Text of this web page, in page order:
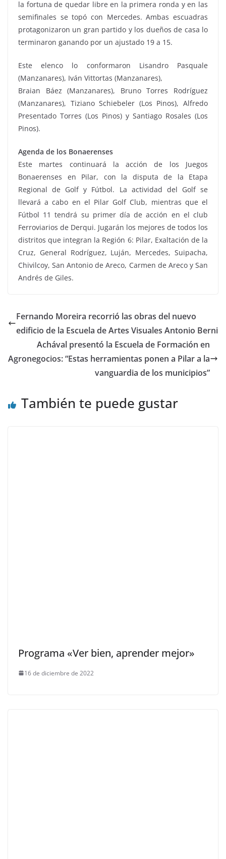
la fortuna de quedar libre en la primera ronda y en las
semifinales se topó con Mercedes. Ambas escuadras
protagonizaron un gran partido y los dueños de casa lo
terminaron ganando por un ajustado 19 a 15.
Este elenco lo conformaron Lisandro Pasquale
(Manzanares), Iván Vittortas (Manzanares),
Braian Báez (Manzanares), Bruno Torres Rodríguez
(Manzanares), Tiziano Schiebeler (Los Pinos), Alfredo
Presentado Torres (Los Pinos) y Santiago Rosales (Los
Pinos).
Agenda de los Bonaerenses
Este martes continuará la acción de los Juegos
Bonaerenses en Pilar, con la disputa de la Etapa
Regional de Golf y Fútbol. La actividad del Golf se
llevará a cabo en el Pilar Golf Club, mientras que el
Fútbol 11 tendrá su primer día de acción en el club
Ferroviarios de Derqui. Jugarán los mejores de todos los
distritos que integran la Región 6: Pilar, Exaltación de la
Cruz, General Rodríguez, Luján, Mercedes, Suipacha,
Chivilcoy, San Antonio de Areco, Carmen de Areco y San
Andrés de Giles.
Fernando Moreira recorrió las obras del nuevo
edificio de la Escuela de Artes Visuales Antonio Berni
Achával presentó la Escuela de Formación en
Agronegocios: “Estas herramientas ponen a Pilar a la
vanguardia de los municipios”
También te puede gustar
Programa «Ver bien, aprender mejor»
16 de diciembre de 2022